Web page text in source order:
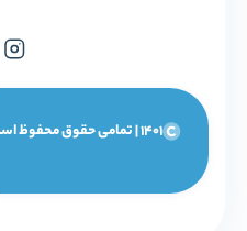
1401 | تمامی حقوق محفوظ است